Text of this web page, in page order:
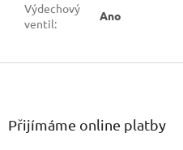
Výdechový
ventil:
Ano
Přijímáme online platby